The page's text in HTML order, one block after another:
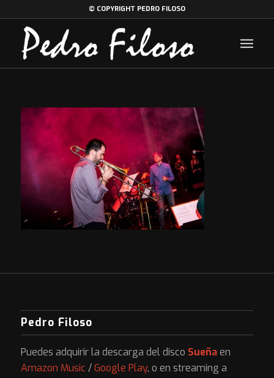
© COPYRIGHT PEDRO FILOSO
Pedro Filoso
Puedes adquirir la descarga del disco Sueñaen
Amazon Music/Google Play, o en streaming a